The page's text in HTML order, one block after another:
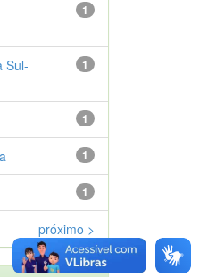
1
1
Sul-
1
1
1
próximo >